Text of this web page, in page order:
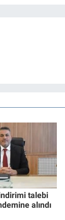
talebi
alındı